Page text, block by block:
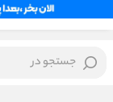
جستجو در